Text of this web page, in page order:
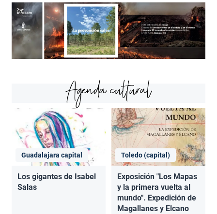
Agenda cultural
Guadalajara capital
Los gigantes de Isabel
Salas
Toledo (capital)
Exposición "Los Mapas
y la primera vuelta al
mundo". Expedición de
Magallanes y Elcano